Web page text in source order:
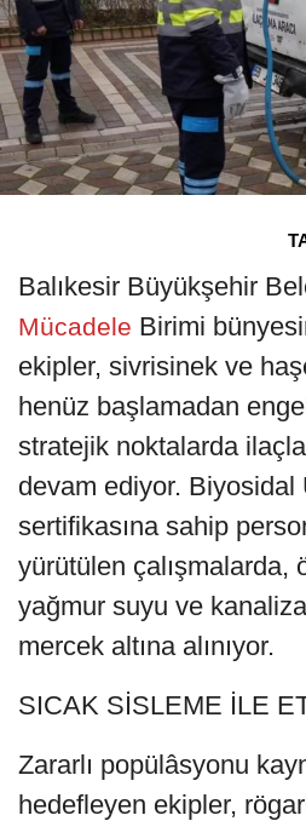
Balıkesir Büyükşehir
Mücadele Birimi
ekipler, sivrisinek ve
henüz başlamadan
stratejik noktalarda
devam ediyor. Biyosidal
sertifikasına sahip
yürütülen çalışmalarda,
yağmur suyu ve
mercek altına alınıyor.
SICAK SİSLEME İLE
Zararlı popülâsyonu
hedefleyen ekipler,